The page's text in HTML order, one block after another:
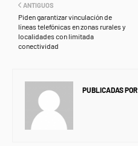
ANTIGUOS
Piden garantizar vinculación de
líneas telefónicas en zonas rurales y
localidades con limitada
conectividad
PUBLICADAS POR